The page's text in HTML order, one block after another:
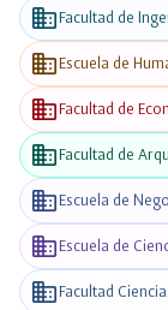
businessFacultad de
businessEscuela de
businessFacultad de
businessFacultad de
businessEscuela de
businessEscuela de
businessFacultad